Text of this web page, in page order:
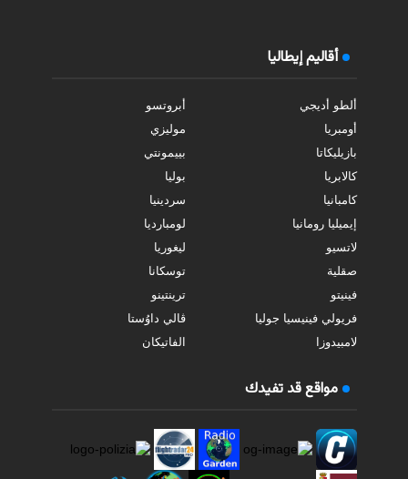
أقاليم إيطاليا
ألطو أديجي
أبروتسو
أومبريا
موليزي
بازيليكاتا
بييمونتي
كالابريا
بوليا
كامبانيا
سردينيا
إيميليا رومانيا
لومبارديا
لاتسيو
ليغوريا
صقلية
توسكانا
فينيتو
ترينتينو
فريولي فينيسيا جوليا
ڤالي داوُستا
لامبيدوزا
الفاتيكان
مواقع قد تفيدك